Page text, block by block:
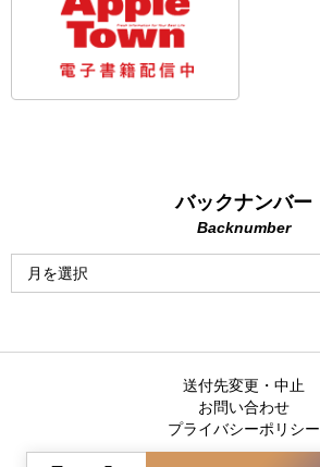
バックナンバー
Backnumber
送付先変更・中止
お問い合わせ
プライバシーポリシー